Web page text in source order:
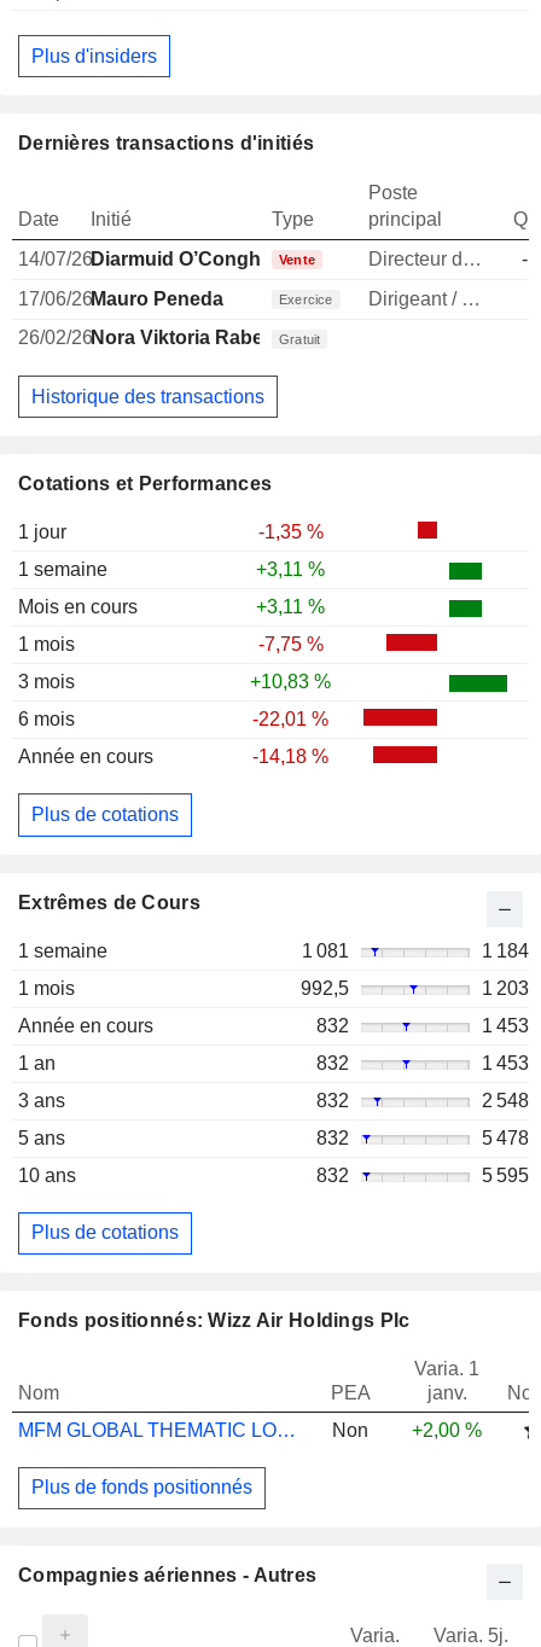
Cotations et Performances
1 jour
-1,35 %
1 semaine
+3,11 %
Mois en cours
+3,11 %
1 mois
-7,75 %
3 mois
+10,83 %
6 mois
-22,01 %
Année en cours
-14,18 %
Plus de cotations
Extrêmes de Cours
1 semaine 1 081
1 184
1 mois
992,5
1 203
Année en cours
832
1 453
1 an
832
1 453
3 ans
832
2 548
5 ans
832
5 478
10 ans
832 5 595
Plus de cotations
Plus d'insiders
Dernières transactions d'initiés
Date Initié Type
Poste
principal
14/07/26Diarmuid O’ConghaileVente Directeur des operations
-
17/06/26Mauro Peneda Exercice Dirigeant / cadre principal
26/02/26Nora Viktoria Rabe Gratuit
Historique des transactions
Fonds positionnés: Wizz Air Holdings Plc
Nom PEA
Varia. 1
janv.
MFM GLOBAL THEMATIC LONG/SHORT I USD
Non +2,00 %
Plus de fonds positionnés
Compagnies aériennes - Autres
Varia. Varia. 5j.